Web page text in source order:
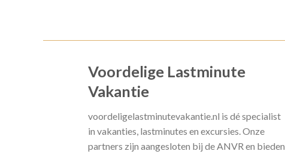
Voordelige Lastminute
Vakantie
voordeligelastminutevakantie.nl is dé specialist
in vakanties, lastminutes en excursies. Onze
partners zijn aangesloten bij de ANVR en bieden